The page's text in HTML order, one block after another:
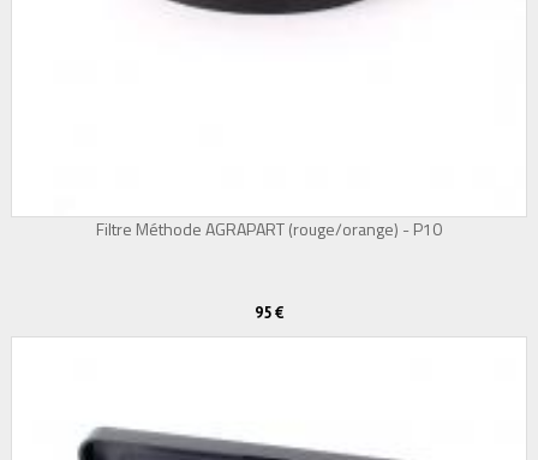
Filtre Méthode AGRAPART (rouge/orange) - P10
95 €